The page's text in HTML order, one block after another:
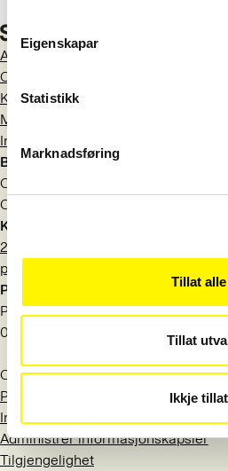
Eigenskapar
Statistikk
Marknadsføring
Tillat alle
Tillat
Ikkje tillat
Aktuelt
Om Språkrådet
Kontakt
Meld deg på nyhetsbrev
Information in English
Besøksadresse
Observatoriegata 1 B
Oslo
Kontakt
22 54 19 50
post@sprakradet.no
Postadresse
Postboks 1573 Vika
0118 Oslo
Org.nr.: 971 527 404
Personvern
Informasjonskapsler
Administrer informasjonskapsler
Tilgjengelighet